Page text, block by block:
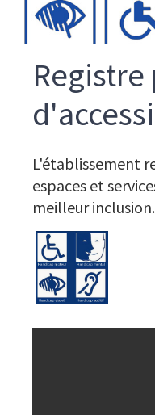
Corps
texte
Texte
L'établissement
espaces et
meilleur inclusion.